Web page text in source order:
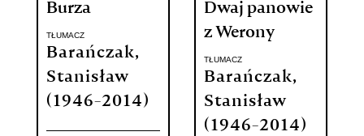
Burza
TŁUMACZ
Barańczak,
Stanisław
(1946-2014)
Dwaj panowie
z Werony
TŁUMACZ
Barańczak,
Stanisław
(1946-2014)